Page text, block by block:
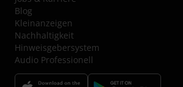
Blog
Kleinanzeigen
Nachhaltigkeit
Hinweisgebersystem
Audio Professionell